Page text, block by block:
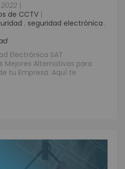
|
de CCTV |
, seguridad electrónica ,
Electrónica SAT
Mejores Alternativas para
tu Empresa. Aquí te